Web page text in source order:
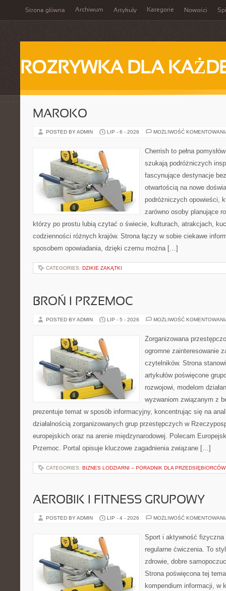
Strona główna Archiwum Artykuły Kategorie Nowości
ROZRYWKA DLA
MAROKO
POSTED BY ADMIN LIP - 6 - 2026 MOŻLIWOŚĆ
Cherrish to pełna
szukają podróżniczych
fascynujące destynacje
otwartością na nowe
podróżniczych opowieści,
zarówno osoby planujące
którzy po prostu lubią czytać o świecie, kulturach, atrakcjach,
codzienności różnych krajów. Strona łączy w sobie ciekawe
sposobem opowiadania, dzięki czemu można […]
CATEGORIES: DZIKIE ZAKĄTKI
BROŃ I PRZEMOC
POSTED BY ADMIN LIP - 5 - 2026 MOŻLIWOŚĆ
Zorganizowana
ogromne zainteresowanie
czytelników. Strona
artykułów poświęcone
rozwojowi, modelom
wyzwaniom związanym z
prezentuje temat w sposób informacyjny, koncentrując się na
działalnością zorganizowanych grup przestępczych w
europejskich oraz na arenie międzynarodowej. Polecam
Przemoc. Portal opisuje kluczowe zagadnienia związane […]
CATEGORIES: BIZNES LODZIARNI – PORADNIK DLA PRZEDSIĘBIORCÓW
AEROBIK I FITNESS GRUPOWY
POSTED BY ADMIN LIP - 4 - 2026 MOŻLIWOŚĆ
Sport i aktywność
regularne ćwiczenia. To
zdrowie, dobre
Strona poświęcona tej
kompendium informacji, w